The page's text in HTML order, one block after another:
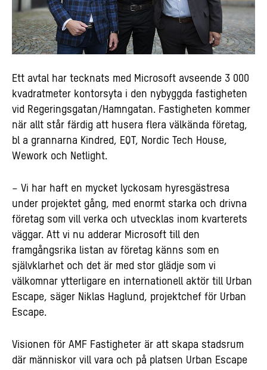
Ett avtal har tecknats med Microsoft avseende 3 000
kvadratmeter kontorsyta i den nybyggda fastigheten
vid Regeringsgatan/Hamngatan. Fastigheten kommer
när allt står färdig att husera flera välkända företag,
bl a grannarna Kindred, EQT, Nordic Tech House,
Wework och Netlight.
– Vi har haft en mycket lyckosam hyresgästresa
under projektet gång, med enormt starka och drivna
företag som vill verka och utvecklas inom kvarterets
väggar. Att vi nu adderar Microsoft till den
framgångsrika listan av företag känns som en
självklarhet och det är med stor glädje som vi
välkomnar ytterligare en internationell aktör till Urban
Escape, säger Niklas Haglund, projektchef för Urban
Escape.
Visionen för AMF Fastigheter är att skapa stadsrum
där människor vill vara och på platsen Urban Escape